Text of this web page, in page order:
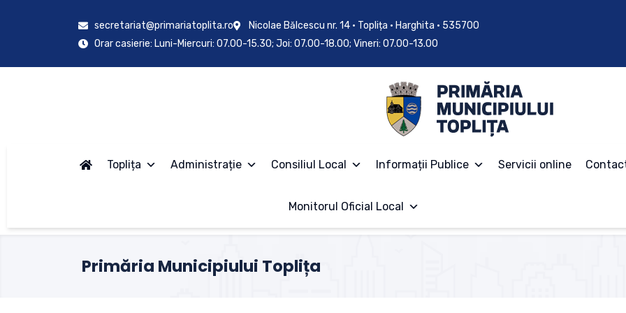
secretariat@primariatoplita.ro
Nicolae Bălcescu nr. 14 • Toplița • Harghita • 535700
Orar casierie: Luni-Miercuri: 07.00-15.30; Joi: 07.00-18.00; Vineri: 07.00-13.00
Toplița Administrație Consiliul Local Informații Publice Servicii online
Monitorul Oficial Local
Primăria Municipiului Toplița